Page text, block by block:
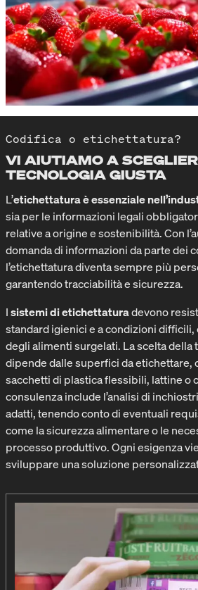
Codifica o etichettatura?
VI AIUTIAMO A
TECNOLOGIA GIUSTA
L’etichettatura è essenziale
sia per le informazioni legali
relative a origine e sostenibilità. Con
domanda di informazioni da parte dei
l’etichettatura diventa sempre più
garantendo tracciabilità e sicurezza.
Isistemi di etichettaturadevono
standard igienici e a condizioni
degli alimenti surgelati. La scelta della
dipende dalle superfici da etichettare,
sacchetti di plastica flessibili, lattine o
consulenza include l’analisi di
adatti, tenendo conto di eventuali
come la sicurezza alimentare o le
processo produttivo. Ogni esigenza
sviluppare una soluzione